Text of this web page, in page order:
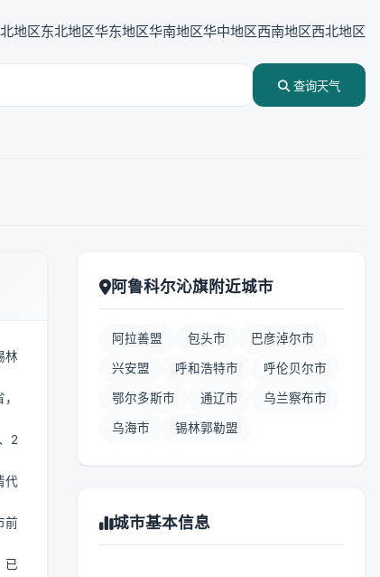
地区东北地区华东地区华南地区华中地区西南地区西北地区
查询天气
林
2
代
前
已
阿鲁科尔沁旗附近城市
阿拉善盟 包头市 巴彦淖尔市
兴安盟 呼和浩特市 呼伦贝尔市
鄂尔多斯市 通辽市 乌兰察布市
乌海市 锡林郭勒盟
城市基本信息